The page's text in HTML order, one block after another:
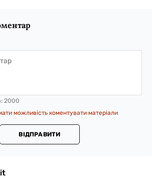
2000
можливість коментувати матеріали
ВІДПРАВИТИ